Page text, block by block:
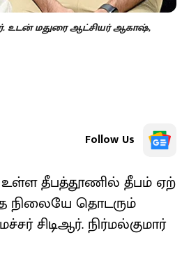
உடன் மதுரை ஆட்சியர் ஆகாஷ்,
Follow Us
உள்ள தீபத்​தூணில் தீபம் ஏற்​
நிலையே தொடரும்
சிடிஆர். நிர்​மல்​கு​மார்